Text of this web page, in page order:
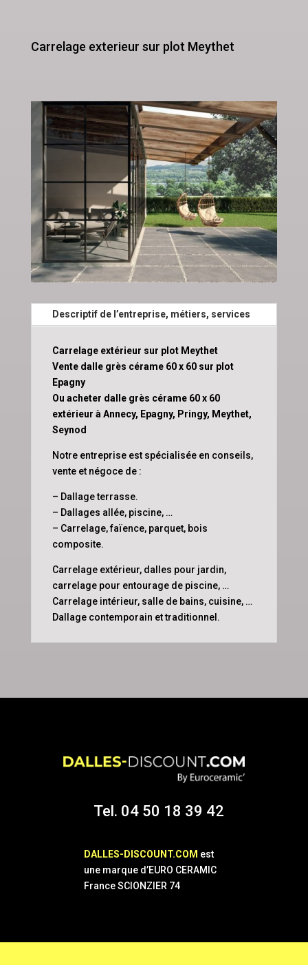
Carrelage exterieur sur plot Meythet
Descriptif de l’entreprise, métiers, services
Carrelage extérieur sur plot Meythet
Vente dalle grès cérame 60 x 60 sur plot
Epagny
Ou acheter dalle grès cérame 60 x 60
extérieur à Annecy, Epagny, Pringy, Meythet,
Seynod
Notre entreprise est spécialisée en conseils,
vente et négoce de :
– Dallage terrasse.
– Dallages allée, piscine, …
– Carrelage, faïence, parquet, bois
composite.
Carrelage extérieur, dalles pour jardin,
carrelage pour entourage de piscine, …
Carrelage intérieur, salle de bains, cuisine, …
Dallage contemporain et traditionnel.
Tel. 04 50 18 39 42
DALLES-DISCOUNT.COM est
une marque d’EURO CERAMIC
France SCIONZIER 74